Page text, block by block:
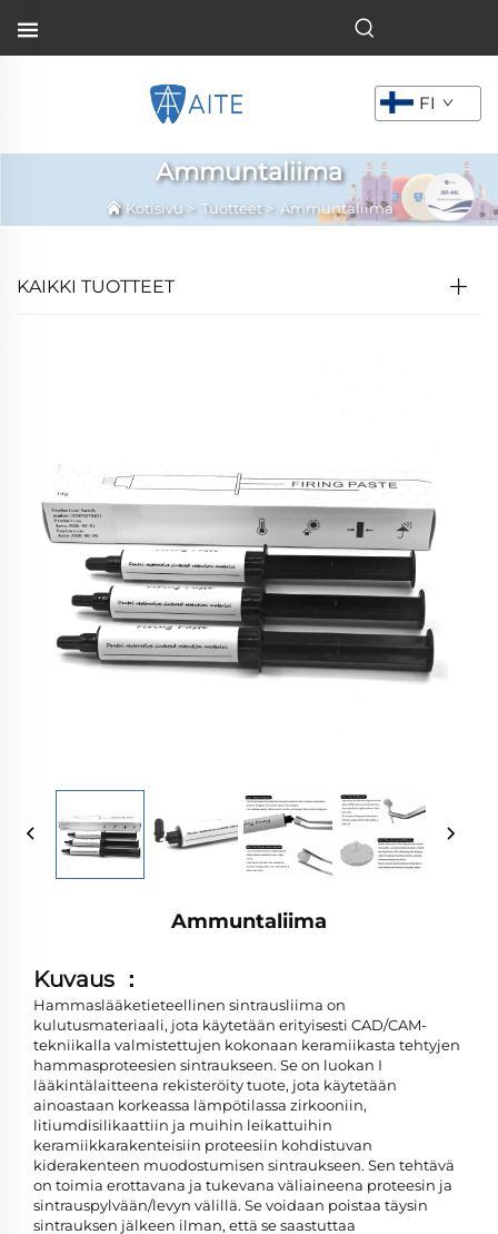
FI
Ammuntaliima
Kotisivu> Tuotteet> Ammuntaliima
KAIKKI TUOTTEET
Ammuntaliima
Kuvaus ：
Hammaslääketieteellinen sintrausliima on
kulutusmateriaali, jota käytetään erityisesti CAD/CAM-
tekniikalla valmistettujen kokonaan keramiikasta tehtyjen
hammasproteesien sintraukseen. Se on luokan I
lääkintälaitteena rekisteröity tuote, jota käytetään
ainoastaan korkeassa lämpötilassa zirkooniin,
litiumdisilikaattiin ja muihin leikattuihin
keramiikkarakenteisiin proteesiin kohdistuvan
kiderakenteen muodostumisen sintraukseen. Sen tehtävä
on toimia erottavana ja tukevana väliaineena proteesin ja
sintrauspylvään/levyn välillä. Se voidaan poistaa täysin
sintrauksen jälkeen ilman, että se saastuttaa